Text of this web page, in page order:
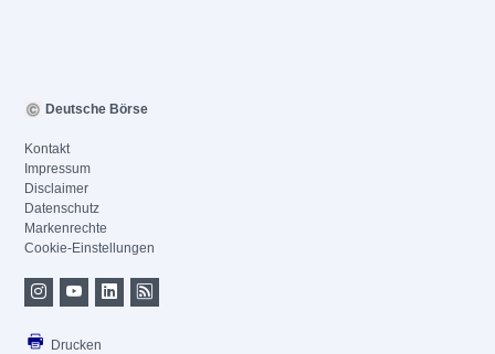
Deutsche Börse
Kontakt
Impressum
Disclaimer
Datenschutz
Markenrechte
Cookie-Einstellungen
Drucken